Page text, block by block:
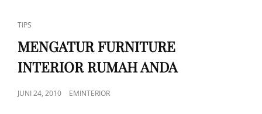
CAT
LINKS
TIPS
MENGATUR FURNITURE
INTERIOR RUMAH ANDA
POSTED
JUNI 24, 2010 EMINTERIOR